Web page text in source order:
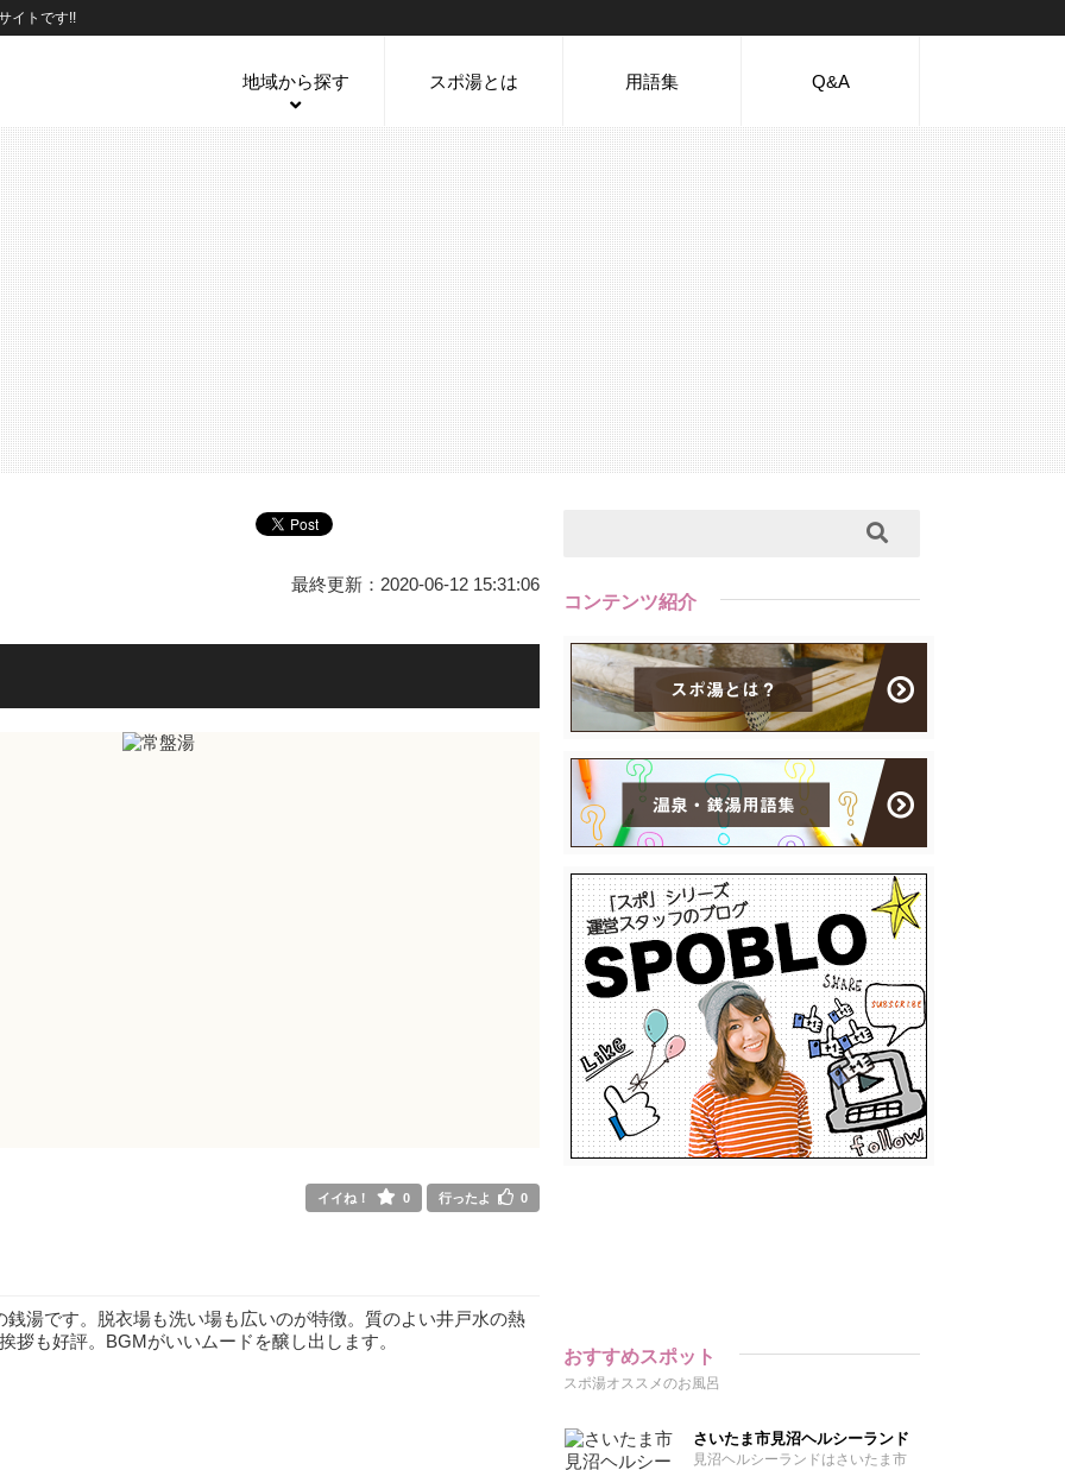
イトです!!
地域から探す スポ湯とは 用語集 Q&A
最終更新：2020-06-12 15:31:06
イイね！ 0 行ったよ 0
湯です。脱衣場も洗い場も広いのが特徴。質のよい井戸水の熱
も好評。BGMがいいムードを醸し出します。
コンテンツ紹介
おすすめスポット
スポ湯オススメのお風呂
さいたま市見沼ヘルシーランド
見沼ヘルシーランドはさいたま市